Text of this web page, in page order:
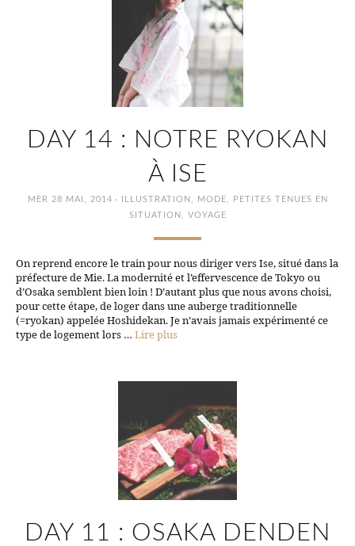
DAY 14 : NOTRE RYOKAN
À ISE
MER 28 MAI, 2014 · ILLUSTRATION , MODE,
PETITES TENUES EN
SITUATION
VOYAGE
On reprend encore le train pour nous diriger vers Ise, situé dans la
préfecture de Mie. La modernité et l’effervescence de Tokyo ou
d’Osaka semblent bien loin ! D’autant plus que nous avons choisi,
pour cette étape, de loger dans une auberge traditionnelle
(=ryokan) appelée Hoshidekan. Je n’avais jamais expérimenté ce
type de logement lors … Lire plus
DAY 11 : OSAKA DENDEN